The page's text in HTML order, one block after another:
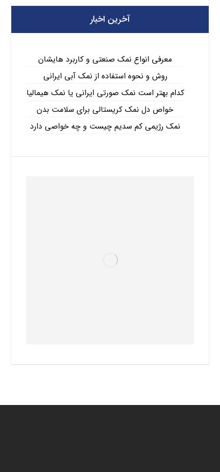
آخرین اخبار
معرفی انواع نمک صنعتی و کاربرد هایشان
روش و نحوه استفاده از نمک آبی ایرانی
کدام بهتر است نمک صورتی ایرانی یا نمک هیمالیا
خواص دل نمک کریستالی برای سلامت بدن
نمک رژیمی کم سدیم چیست و چه خواصی دارد